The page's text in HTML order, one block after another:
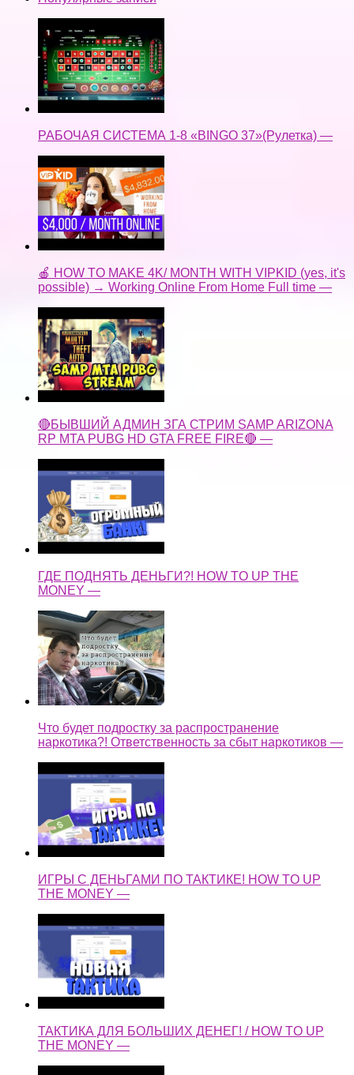
РАБОЧАЯ СИСТЕМА 1-8 «BINGO 37»(Рулетка) —
🍎 HOW TO MAKE 4K/ MONTH WITH VIPKID (yes, it's
possible) → Working Online From Home Full time —
🔴БЫВШИЙ АДМИН ЗГА СТРИМ SAMP ARIZONA
RP MTA PUBG HD GTA FREE FIRE🔴 —
ГДЕ ПОДНЯТЬ ДЕНЬГИ?! HOW TO UP THE
MONEY —
Что будет подростку за распространение
наркотика?! Ответственность за сбыт наркотиков —
ИГРЫ С ДЕНЬГАМИ ПО ТАКТИКЕ! HOW TO UP
THE MONEY —
ТАКТИКА ДЛЯ БОЛЬШИХ ДЕНЕГ! / HOW TO UP
THE MONEY —